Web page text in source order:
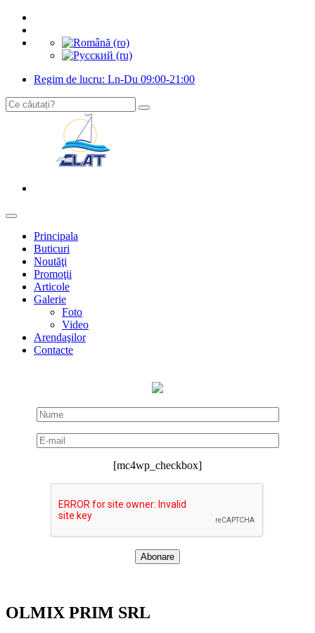
Regim de lucru: Ln-Du 09:00-21:00
Principala
Buticuri
Noutăţi
Promoţii
Articole
Galerie
Foto
Video
Arendaşilor
Contacte
[mc4wp_checkbox]
OLMIX PRIM SRL